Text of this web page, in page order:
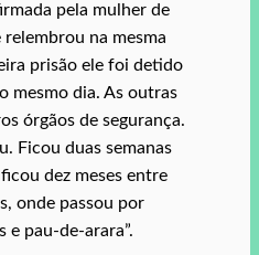
pela mulher de
na mesma
prisão ele foi detido
mesmo dia. As outras
órgãos de segurança.
Ficou duas semanas
dez meses entre
onde passou por
pau-de-arara”.